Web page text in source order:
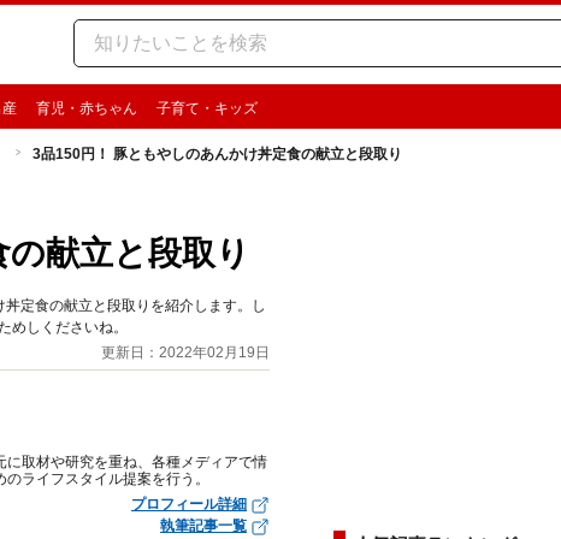
育児・赤ちゃん 子育て・キッズ
3品150円！ 豚ともやしのあんかけ丼定食の献立と段取り
献立と段取り
定食の献立と段取りを紹介します。し
しくださいね。
更新日：2022年02月19日
取材や研究を重ね、各種メディアで情
ライフスタイル提案を行う。
プロフィール詳細
執筆記事一覧